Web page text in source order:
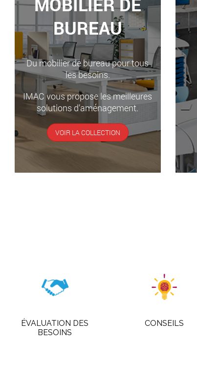
BUREAU
Du mobilier de bureau pour tous
les besoins.
IMAC vous propose les meilleures
solutions d’aménagement.
VOIR LA COLLECTION
ÉVALUATION DES
BESOINS
CONSEILS